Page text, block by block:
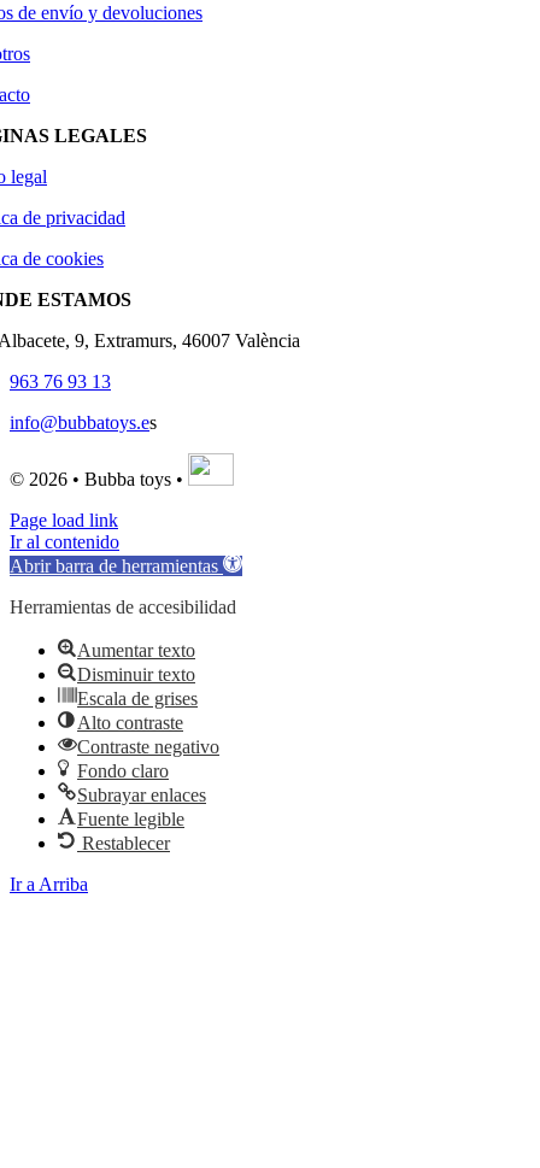
de envío y devoluciones
LEGALES
legal
de privacidad
de cookies
ESTAMOS
9, Extramurs, 46007 València
963 76 93 13
info@bubbatoys.es
© 2026 • Bubba toys •
Page load link
Ir al contenido
Abrir barra de herramientas
Herramientas de accesibilidad
Aumentar texto
Disminuir texto
Escala de grises
Alto contraste
Contraste negativo
Fondo claro
Subrayar enlaces
Fuente legible
Restablecer
Ir a Arriba